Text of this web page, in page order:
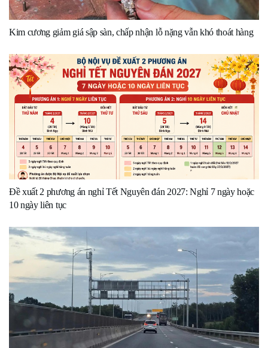
Kim cương giảm giá sập sàn, chấp nhận lỗ nặng vẫn khó thoát hàng
Đề xuất 2 phương án nghỉ Tết Nguyên đán 2027: Nghỉ 7 ngày hoặc
10 ngày liên tục